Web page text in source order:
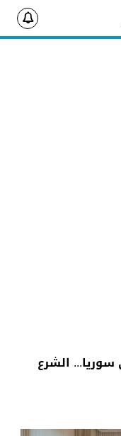
سوريا... الشرع